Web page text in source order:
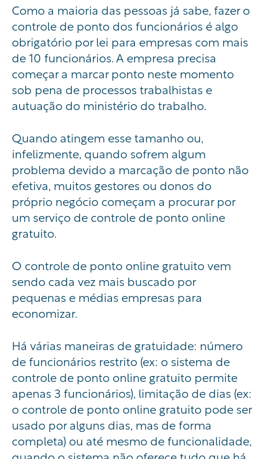
Como a maioria das pessoas já sabe, fazer o
controle de ponto dos funcionários é algo
obrigatório por lei para empresas com mais
de 10 funcionários. A empresa precisa
começar a marcar ponto neste momento
sob pena de processos trabalhistas e
autuação do ministério do trabalho.
Quando atingem esse tamanho ou,
infelizmente, quando sofrem algum
problema devido a marcação de ponto não
efetiva, muitos gestores ou donos do
próprio negócio começam a procurar por
um serviço de controle de ponto online
gratuito.
O controle de ponto online gratuito vem
sendo cada vez mais buscado por
pequenas e médias empresas para
economizar.
Há várias maneiras de gratuidade: número
de funcionários restrito (ex: o sistema de
controle de ponto online gratuito permite
apenas 3 funcionários), limitação de dias (ex:
o controle de ponto online gratuito pode ser
usado por alguns dias, mas de forma
completa) ou até mesmo de funcionalidade,